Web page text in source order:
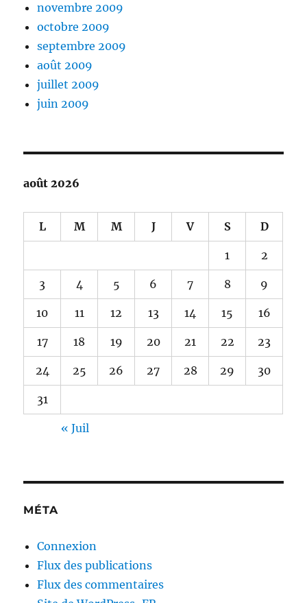
novembre 2009
octobre 2009
septembre 2009
août 2009
juillet 2009
juin 2009
août 2026
L M M J V S D
1 2
3 4 5 6 7 8 9
10 11 12 13 14 15 16
17 18 19 20 21 22 23
24 25 26 27 28 29 30
31
« Juil
MÉTA
Connexion
Flux des publications
Flux des commentaires